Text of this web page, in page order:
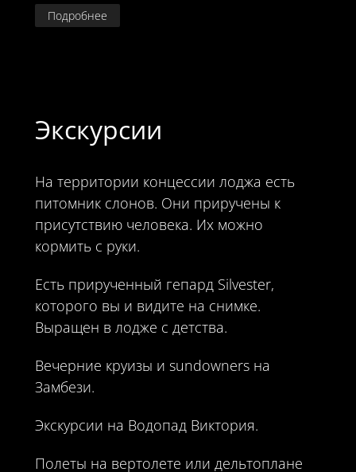
Подробнее
Экскурсии
На территории концессии лоджа есть
питомник слонов. Они приручены к
присутствию человека. Их можно
кормить с руки.
Есть прирученный гепард Silvester,
которого вы и видите на снимке.
Выращен в лодже с детства.
Вечерние круизы и sundowners на
Замбези.
Экскурсии на Водопад Виктория.
Полеты на вертолете или дельтоплане